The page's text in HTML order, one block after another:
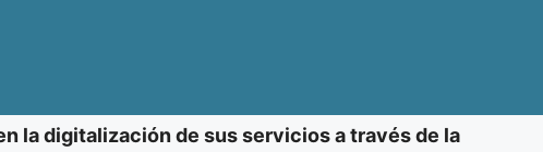
la digitalización de sus servicios a través de la